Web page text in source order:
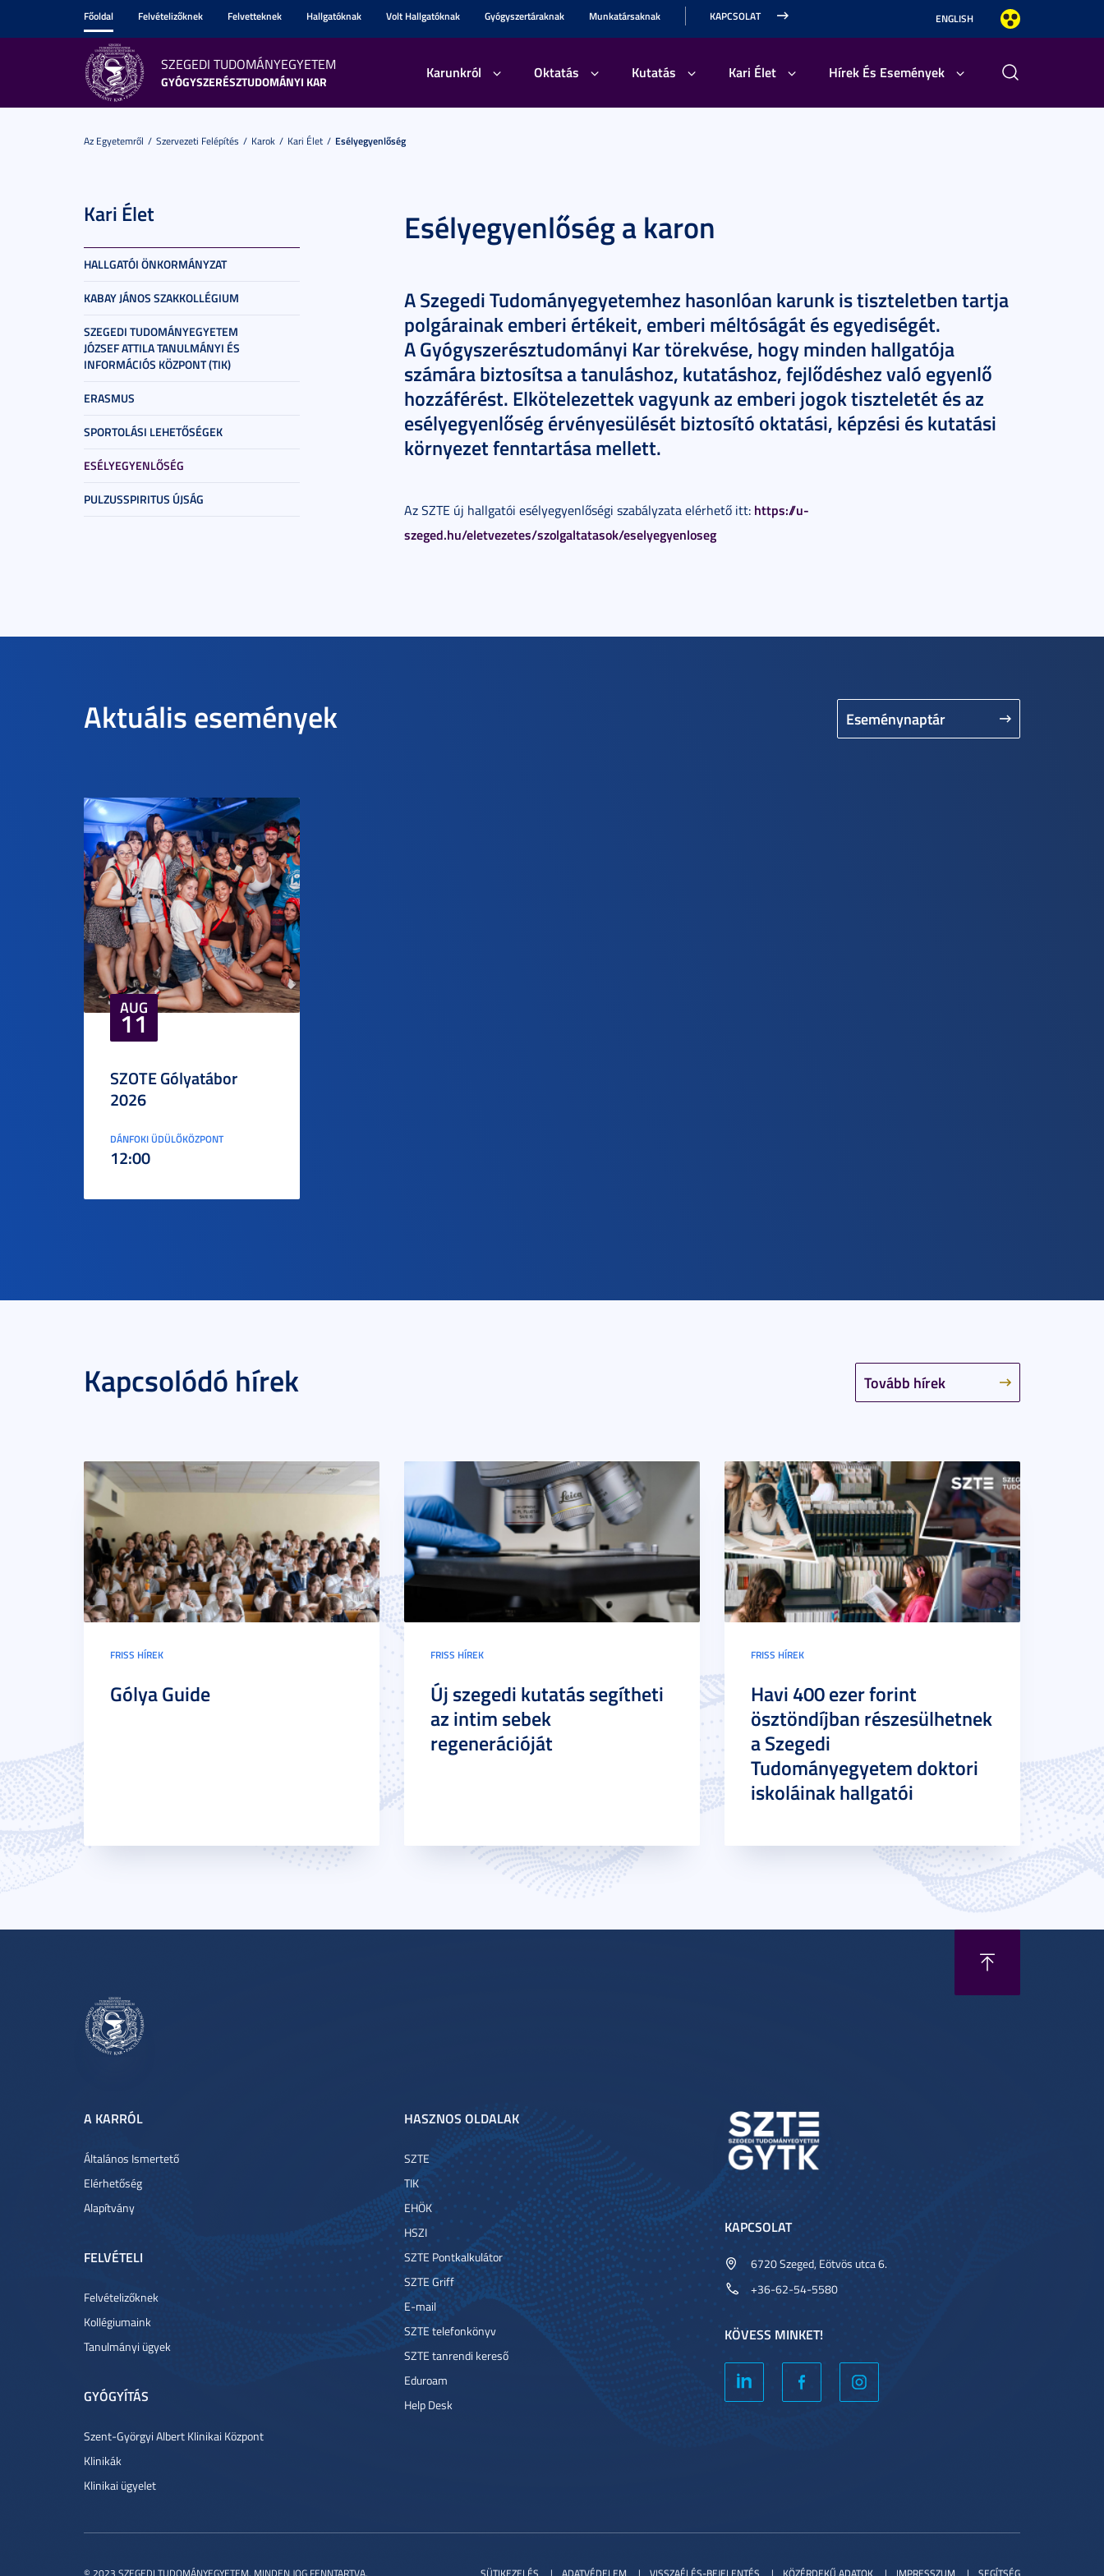
Főoldal Felvételizőknek Felvetteknek Hallgatóknak Volt Hallgatóknak Gyógyszertáraknak Munkatársaknak KAPCSOLAT ENGLISH
SZEGEDI TUDOMÁNYEGYETEM
GYÓGYSZERÉSZTUDOMÁNYI KAR Karunkról Oktatás Kutatás Kari Élet Hírek És Események
Az Egyetemről Szervezeti Felépítés Karok Kari Élet Esélyegyenlőség
Kari Élet
HALLGATÓI ÖNKORMÁNYZAT
KABAY JÁNOS SZAKKOLLÉGIUM
SZEGEDI TUDOMÁNYEGYETEM
JÓZSEF ATTILA TANULMÁNYI ÉS
INFORMÁCIÓS KÖZPONT (TIK)
ERASMUS
SPORTOLÁSI LEHETŐSÉGEK
ESÉLYEGYENLŐSÉG
PULZUSSPIRITUS ÚJSÁG
Esélyegyenlőség a karon
A Szegedi Tudományegyetemhez hasonlóan karunk is tiszteletben tartja
polgárainak emberi értékeit, emberi méltóságát és egyediségét.
A Gyógyszerésztudományi Kar törekvése, hogy minden hallgatója
számára biztosítsa a tanuláshoz, kutatáshoz, fejlődéshez való egyenlő
hozzáférést. Elkötelezettek vagyunk az emberi jogok tiszteletét és az
esélyegyenlőség érvényesülését biztosító oktatási, képzési és kutatási
környezet fenntartása mellett.
Az SZTE új hallgatói esélyegyenlőségi szabályzata elérhető itt: https://u-
szeged.hu/eletvezetes/szolgaltatasok/eselyegyenloseg
Aktuális események Eseménynaptár
AUG
11
SZOTE Gólyatábor
2026
DÁNFOKI ÜDÜLŐKÖZPONT
12:00
Kapcsolódó hírek Tovább hírek
FRISS HÍREK
Gólya Guide
FRISS HÍREK
Új szegedi kutatás segítheti
az intim sebek
regenerációját
FRISS HÍREK
Havi 400 ezer forint
ösztöndíjban részesülhetnek
a Szegedi
Tudományegyetem doktori
iskoláinak hallgatói
A KARRÓL
Általános Ismertető
Elérhetőség
Alapítvány
FELVÉTELI
Felvételizőknek
Kollégiumaink
Tanulmányi ügyek
GYÓGYÍTÁS
Szent-Györgyi Albert Klinikai Központ
Klinikák
Klinikai ügyelet
HASZNOS OLDALAK
SZTE
TIK
EHÖK
HSZI
SZTE Pontkalkulátor
SZTE Griff
E-mail
SZTE telefonkönyv
SZTE tanrendi kereső
Eduroam
Help Desk
KAPCSOLAT
6720 Szeged, Eötvös utca 6.
+36-62-54-5580
KÖVESS MINKET!
© 2023 SZEGEDI TUDOMÁNYEGYETEM. MINDEN JOG FENNTARTVA. SÜTIKEZELÉS ADATVÉDELEM VISSZAÉLÉS-BEJELENTÉS KÖZÉRDEKŰ ADATOK IMPRESSZUM SEGÍTSÉG